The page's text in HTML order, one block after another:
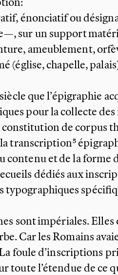
énonciatif ou
sur un support
ameublement,
(église, chapelle,
siècle que l’épigraphie
pour la collecte
de corpus
transcription
et de la forme
dédiés aux
sont impériales.
Car les Romains
foule d’inscriptions
toute l’étendue de ce